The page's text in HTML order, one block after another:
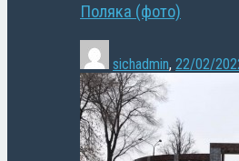
Поляка (фото)
sichadmin, 22/02/